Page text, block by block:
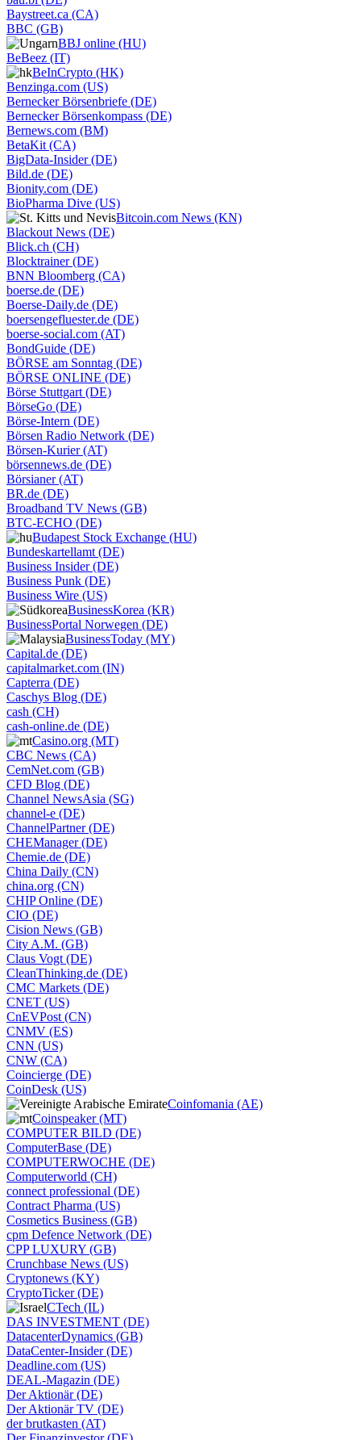
Baystreet.ca (CA)
BBC (GB)
BBJ online (HU)
BeBeez (IT)
BeInCrypto (HK)
Benzinga.com (US)
Bernecker Börsenbriefe (DE)
Bernecker Börsenkompass (DE)
Bernews.com (BM)
BetaKit (CA)
BigData-Insider (DE)
Bild.de (DE)
Bionity.com (DE)
BioPharma Dive (US)
Bitcoin.com News (KN)
Blackout News (DE)
Blick.ch (CH)
Blocktrainer (DE)
BNN Bloomberg (CA)
boerse.de (DE)
Boerse-Daily.de (DE)
boersengefluester.de (DE)
boerse-social.com (AT)
BondGuide (DE)
BÖRSE am Sonntag (DE)
BÖRSE ONLINE (DE)
Börse Stuttgart (DE)
BörseGo (DE)
Börse-Intern (DE)
Börsen Radio Network (DE)
Börsen-Kurier (AT)
börsennews.de (DE)
Börsianer (AT)
BR.de (DE)
Broadband TV News (GB)
BTC-ECHO (DE)
Budapest Stock Exchange (HU)
Bundeskartellamt (DE)
Business Insider (DE)
Business Punk (DE)
Business Wire (US)
BusinessKorea (KR)
BusinessPortal Norwegen (DE)
BusinessToday (MY)
Capital.de (DE)
capitalmarket.com (IN)
Capterra (DE)
Caschys Blog (DE)
cash (CH)
cash-online.de (DE)
Casino.org (MT)
CBC News (CA)
CemNet.com (GB)
CFD Blog (DE)
Channel NewsAsia (SG)
channel-e (DE)
ChannelPartner (DE)
CHEManager (DE)
Chemie.de (DE)
China Daily (CN)
china.org (CN)
CHIP Online (DE)
CIO (DE)
Cision News (GB)
City A.M. (GB)
Claus Vogt (DE)
CleanThinking.de (DE)
CMC Markets (DE)
CNET (US)
CnEVPost (CN)
CNMV (ES)
CNN (US)
CNW (CA)
Coincierge (DE)
CoinDesk (US)
Coinfomania (AE)
Coinspeaker (MT)
COMPUTER BILD (DE)
ComputerBase (DE)
COMPUTERWOCHE (DE)
Computerworld (CH)
connect professional (DE)
Contract Pharma (US)
Cosmetics Business (GB)
cpm Defence Network (DE)
CPP LUXURY (GB)
Crunchbase News (US)
Cryptonews (KY)
CryptoTicker (DE)
CTech (IL)
DAS INVESTMENT (DE)
DatacenterDynamics (GB)
DataCenter-Insider (DE)
Deadline.com (US)
DEAL-Magazin (DE)
Der Aktionär (DE)
Der Aktionär TV (DE)
der brutkasten (AT)